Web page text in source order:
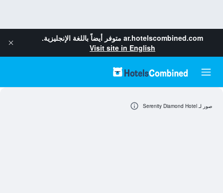
ar.hotelscombined.com متوفر أيضاً باللغة الإنجليزية.
Visit site in English
صور لـ Serenity Diamond Hotel